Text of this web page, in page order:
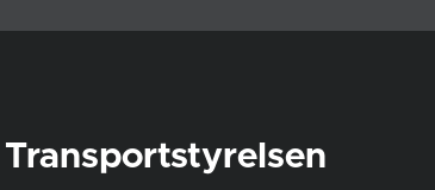
Transportstyrelsen